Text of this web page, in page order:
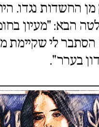
החשדות נגדו.
הבא: "מעיון
לי שקיימת
בערר".